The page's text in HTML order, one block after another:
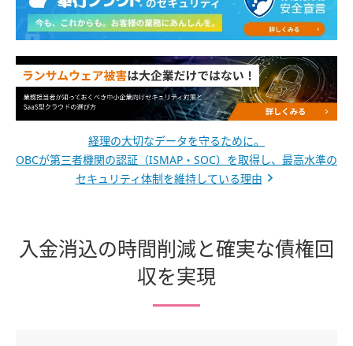
経理の大切なデータを守るために。
OBCが第三者機関の認証（ISMAP・SOC）を取得し、最高水準の
セキュリティ体制を維持している理由
入金消込の時間削減と確実な債権回
収を実現